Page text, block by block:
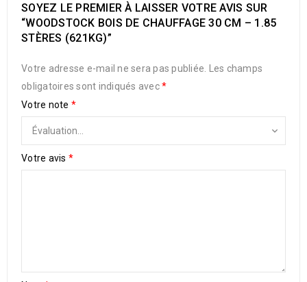
SOYEZ LE PREMIER À LAISSER VOTRE AVIS SUR
“WOODSTOCK BOIS DE CHAUFFAGE 30 CM – 1.85
STÈRES (621KG)”
Votre adresse e-mail ne sera pas publiée.
Les champs
obligatoires sont indiqués avec*
Votre note *
Votre avis *